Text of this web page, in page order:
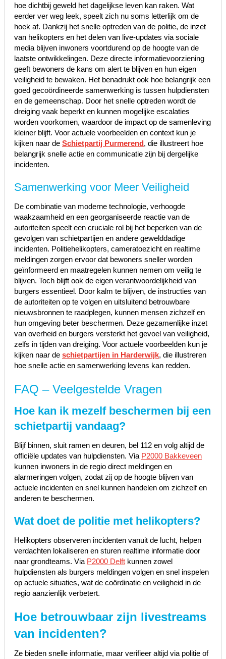
hoe dichtbij geweld het dagelijkse leven kan raken. Wat
eerder ver weg leek, speelt zich nu soms letterlijk om de
hoek af. Dankzij het snelle optreden van de politie, de inzet
van helikopters en het delen van live-updates via sociale
media blijven inwoners voortdurend op de hoogte van de
laatste ontwikkelingen. Deze directe informatievoorziening
geeft bewoners de kans om alert te blijven en hun eigen
veiligheid te bewaken. Het benadrukt ook hoe belangrijk een
goed gecoördineerde samenwerking is tussen hulpdiensten
en de gemeenschap. Door het snelle optreden wordt de
dreiging vaak beperkt en kunnen mogelijke escalaties
worden voorkomen, waardoor de impact op de samenleving
kleiner blijft. Voor actuele voorbeelden en context kun je
kijken naar de Schietpartij Purmerend, die illustreert hoe
belangrijk snelle actie en communicatie zijn bij dergelijke
incidenten.
Samenwerking voor Meer Veiligheid
De combinatie van moderne technologie, verhoogde
waakzaamheid en een georganiseerde reactie van de
autoriteiten speelt een cruciale rol bij het beperken van de
gevolgen van schietpartijen en andere gewelddadige
incidenten. Politiehelikopters, cameratoezicht en realtime
meldingen zorgen ervoor dat bewoners sneller worden
geïnformeerd en maatregelen kunnen nemen om veilig te
blijven. Toch blijft ook de eigen verantwoordelijkheid van
burgers essentieel. Door kalm te blijven, de instructies van
de autoriteiten op te volgen en uitsluitend betrouwbare
nieuwsbronnen te raadplegen, kunnen mensen zichzelf en
hun omgeving beter beschermen. Deze gezamenlijke inzet
van overheid en burgers versterkt het gevoel van veiligheid,
zelfs in tijden van dreiging. Voor actuele voorbeelden kun je
kijken naar de schietpartijen in Harderwijk, die illustreren
hoe snelle actie en samenwerking levens kan redden.
FAQ – Veelgestelde Vragen
Hoe kan ik mezelf beschermen bij een
schietpartij vandaag?
Blijf binnen, sluit ramen en deuren, bel 112 en volg altijd de
officiële updates van hulpdiensten. Via P2000 Bakkeveen
kunnen inwoners in de regio direct meldingen en
alarmeringen volgen, zodat zij op de hoogte blijven van
actuele incidenten en snel kunnen handelen om zichzelf en
anderen te beschermen.
Wat doet de politie met helikopters?
Helikopters observeren incidenten vanuit de lucht, helpen
verdachten lokaliseren en sturen realtime informatie door
naar grondteams. Via P2000 Delftkunnen zowel
hulpdiensten als burgers meldingen volgen en snel inspelen
op actuele situaties, wat de coördinatie en veiligheid in de
regio aanzienlijk verbetert.
Hoe betrouwbaar zijn livestreams
van incidenten?
Ze bieden snelle informatie, maar verifieer altijd via politie of